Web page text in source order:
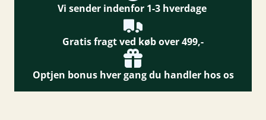
Vi sender indenfor 1-3 hverdage
Gratis fragt ved køb over 499,-
Optjen bonus hver gang du handler hos os